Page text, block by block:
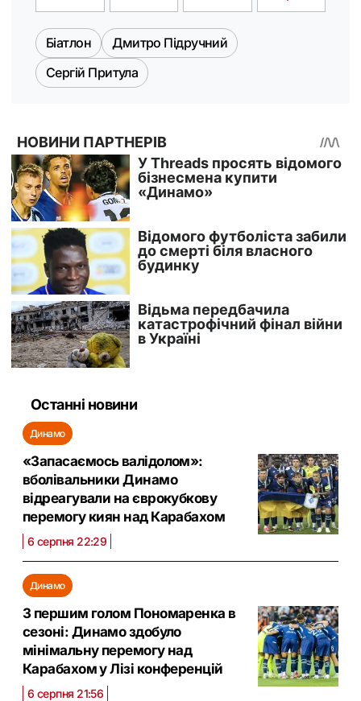
Біатлон
Дмитро Підручний
Сергій Притула
Останні новини
Динамо
«Запасаємось валідолом»:
вболівальники Динамо
відреагували на єврокубкову
перемогу киян над Карабахом
6 серпня 22:29
Динамо
З першим голом Пономаренка в
сезоні: Динамо здобуло
мінімальну перемогу над
Карабахом у Лізі конференцій
6 серпня 21:56